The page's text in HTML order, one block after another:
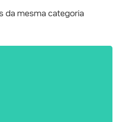
da mesma categoria